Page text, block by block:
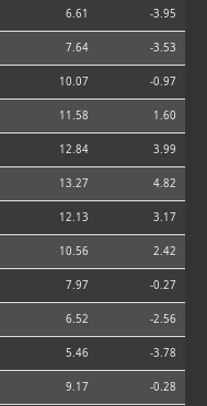
6.61 -3.95
7.64 -3.53
10.07 -0.97
11.58 1.60
12.84 3.99
13.27 4.82
12.13 3.17
10.56 2.42
7.97 -0.27
6.52 -2.56
5.46 -3.78
9.17 -0.28